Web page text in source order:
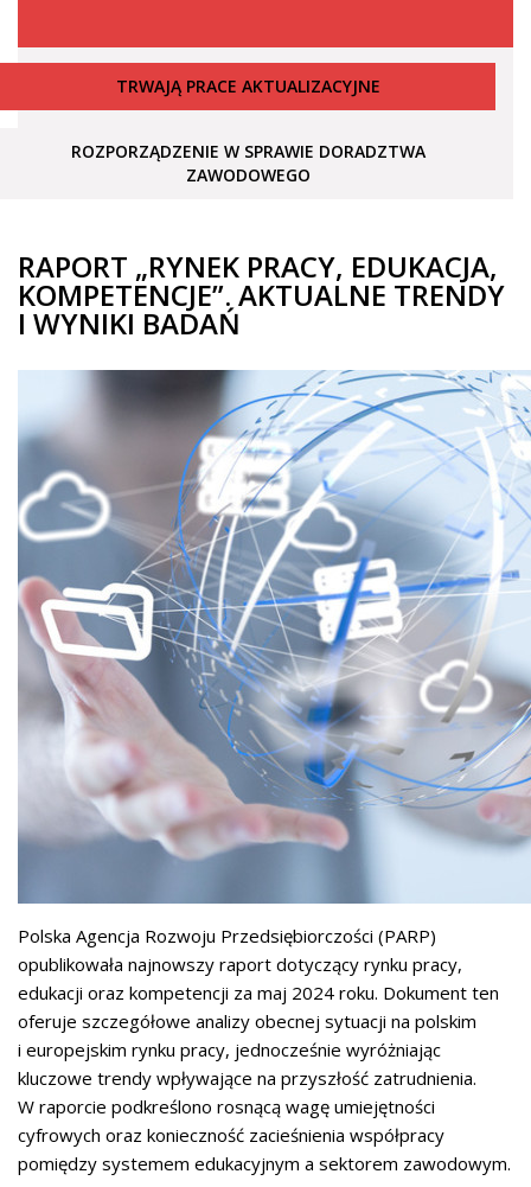
TRWAJĄ PRACE AKTUALIZACYJNE
ROZPORZĄDZENIE W SPRAWIE DORADZTWA
ZAWODOWEGO
RAPORT „RYNEK PRACY, EDUKACJA,
KOMPETENCJE”. AKTUALNE TRENDY
I WYNIKI BADAŃ
Polska Agencja Rozwoju Przedsiębiorczości (PARP)
opublikowała najnowszy raport dotyczący rynku pracy,
edukacji oraz kompetencji za maj 2024 roku. Dokument ten
oferuje szczegółowe analizy obecnej sytuacji na polskim
i europejskim rynku pracy, jednocześnie wyróżniając
kluczowe trendy wpływające na przyszłość zatrudnienia.
W raporcie podkreślono rosnącą wagę umiejętności
cyfrowych oraz konieczność zacieśnienia współpracy
pomiędzy systemem edukacyjnym a sektorem zawodowym.